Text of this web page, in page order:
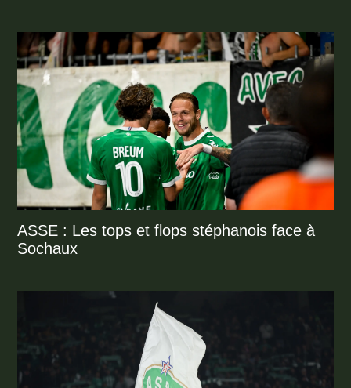
ASSE : Les tops et flops stéphanois face à
Sochaux